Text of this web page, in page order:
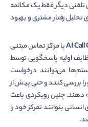
دیگر فقط یک مکالمه
تحلیل رفتار مشتری و بهبود
AI Callیا مراکز تماس مبتنی
اولیه پاسخگویی توسط
می‌توانند درخواست
بررسی کنند و حتی پیش از
دهند. چنین رویکردی باعث
بتوانند تمرکز خود را